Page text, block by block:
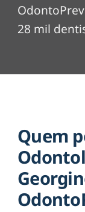
28 mil
Quem